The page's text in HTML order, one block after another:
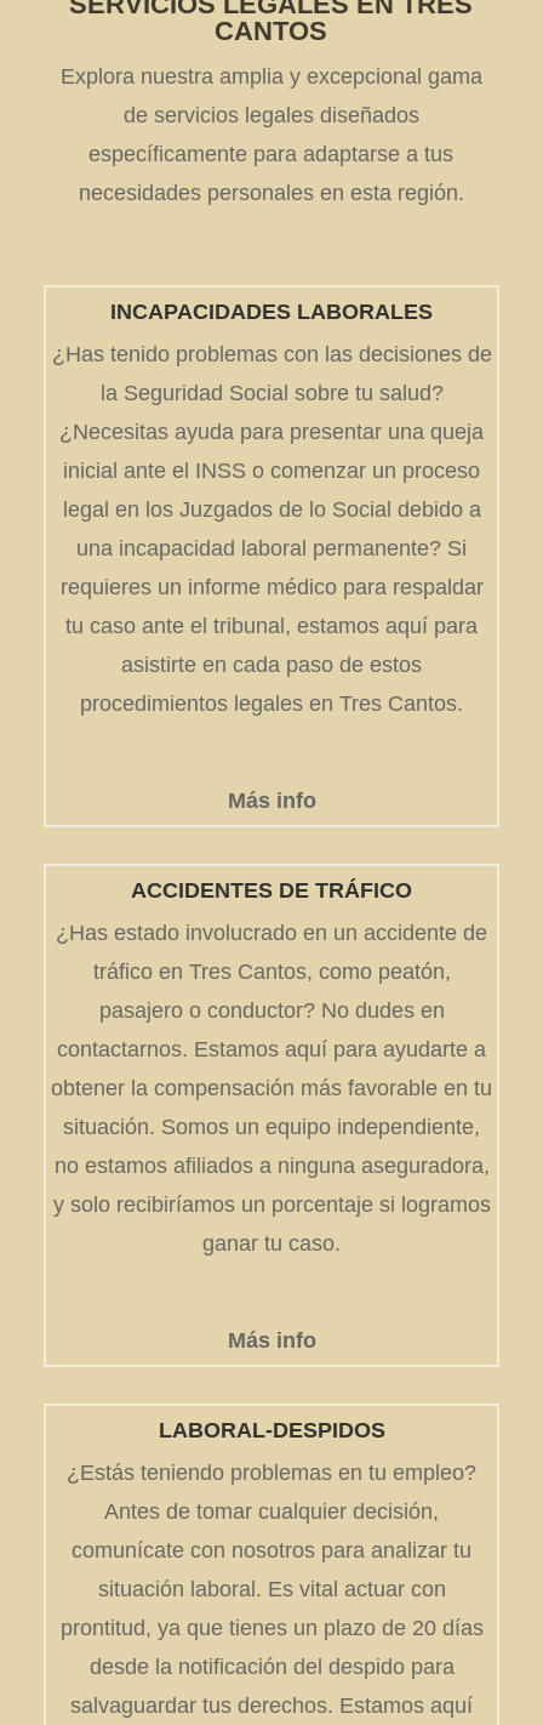
CANTOS
Explora nuestra amplia y excepcional gama
de servicios legales diseñados
específicamente para adaptarse a tus
necesidades personales en esta región.
INCAPACIDADES LABORALES
¿Has tenido problemas con las decisiones de
la Seguridad Social sobre tu salud?
¿Necesitas ayuda para presentar una queja
inicial ante el INSS o comenzar un proceso
legal en los Juzgados de lo Social debido a
una incapacidad laboral permanente? Si
requieres un informe médico para respaldar
tu caso ante el tribunal, estamos aquí para
asistirte en cada paso de estos
procedimientos legales en Tres Cantos.
Más info
ACCIDENTES DE TRÁFICO
¿Has estado involucrado en un accidente de
tráfico en Tres Cantos, como peatón,
pasajero o conductor? No dudes en
contactarnos. Estamos aquí para ayudarte a
obtener la compensación más favorable en tu
situación. Somos un equipo independiente,
no estamos afiliados a ninguna aseguradora,
y solo recibiríamos un porcentaje si logramos
ganar tu caso.
Más info
LABORAL-DESPIDOS
¿Estás teniendo problemas en tu empleo?
Antes de tomar cualquier decisión,
comunícate con nosotros para analizar tu
situación laboral. Es vital actuar con
prontitud, ya que tienes un plazo de 20 días
desde la notificación del despido para
salvaguardar tus derechos. Estamos aquí